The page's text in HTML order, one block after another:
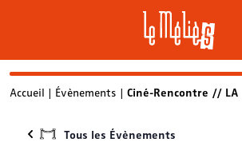
Skip
content
Accueil | Évènements | Ciné-Rencontre // LA
Tous les Évènements